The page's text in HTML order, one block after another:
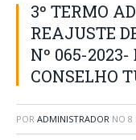
3º TERMO
REAJUSTE
Nº 065-2023-
CONSELHO
POR ADMINISTRADOR NO 8